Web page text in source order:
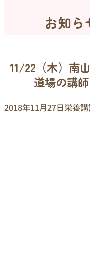
お知ら
11/22（木）南
道場の講
2018年11月27日栄養